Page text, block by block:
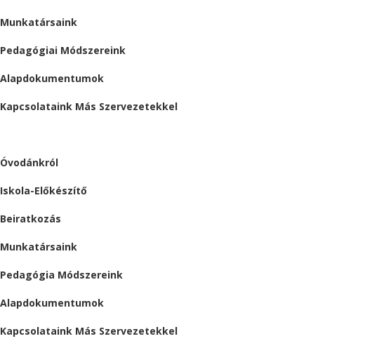
Munkatársaink
Pedagógiai Módszereink
Alapdokumentumok
Kapcsolataink Más Szervezetekkel
Óvodánkról
Iskola-Előkészítő
Beiratkozás
Munkatársaink
Pedagógia Módszereink
Alapdokumentumok
Kapcsolataink Más Szervezetekkel